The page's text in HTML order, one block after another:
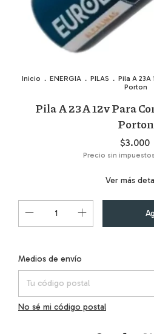
Inicio . ENERGIA . PILAS . Pila A
Porton
Pila A 23A 12v Para
Porton
$3.000
Precio sin impuestos
Ver más
Entregas para el CP:
Medios de envío
No sé mi código postal